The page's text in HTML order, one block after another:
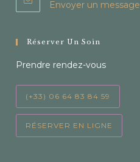
Envoyer un message
Réserver Un Soin
Prendre rendez-vous
(+33) 06 64 83 84 59
RÉSERVER EN LIGNE